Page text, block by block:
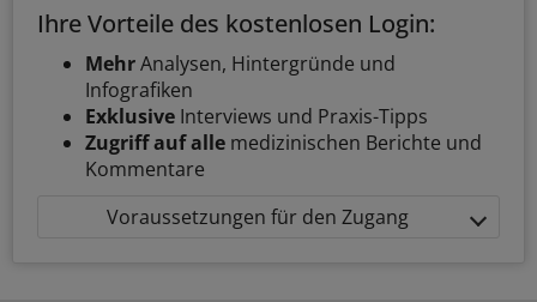
Ihre Vorteile des kostenlosen Login:
MehrAnalysen, Hintergründe und
Infografiken
Exklusive Interviews und Praxis-Tipps
Zugriff auf alle medizinischen Berichte und
Kommentare
Voraussetzungen für den Zugang